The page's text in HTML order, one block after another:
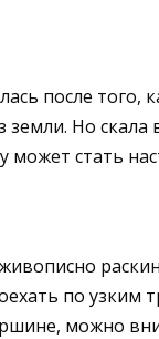
после
Но
может стать
по
можно